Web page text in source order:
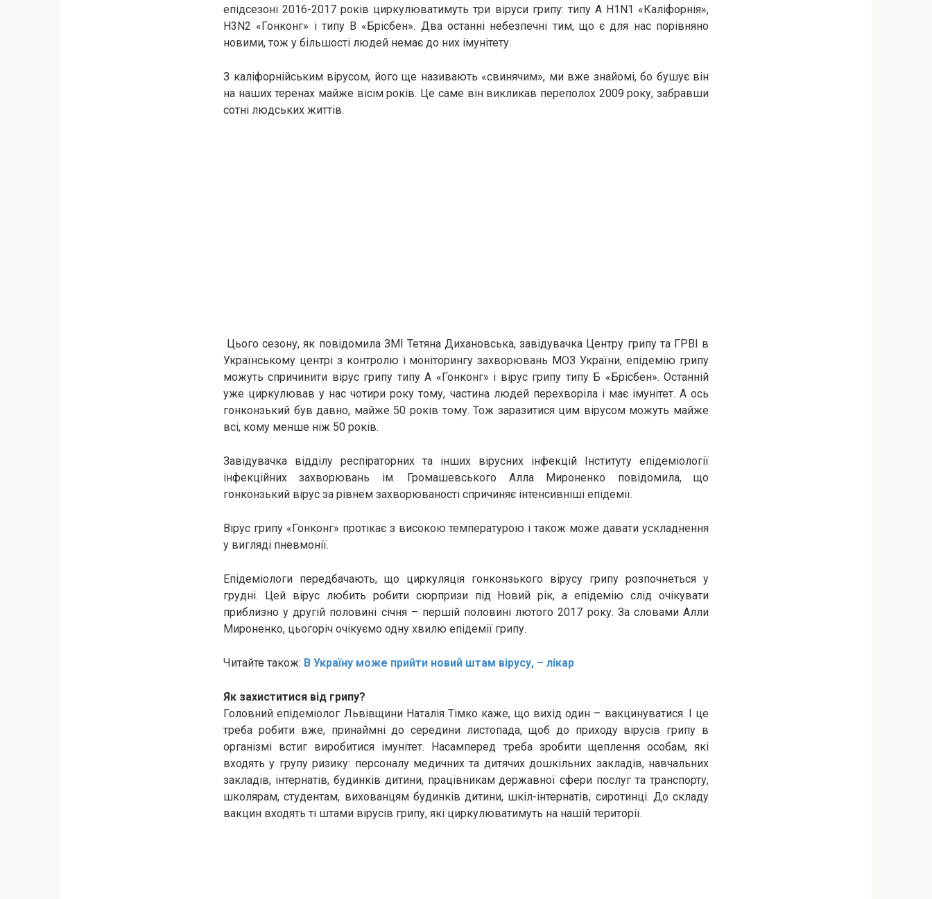
епідсезоні 2016-2017 років циркулюватимуть три віруси грипу: типу А H1N1 «Каліфорнія»,
H3N2 «Гонконг» і типу В «Брісбен». Два останні небезпечні тим, що є для нас порівняно
новими, тож у більшості людей немає до них імунітету.
З каліфорнійським вірусом, його ще називають «свинячим», ми вже знайомі, бо бушує він
на наших теренах майже вісім років. Це саме він викликав переполох 2009 року, забравши
сотні людських життів.
Цього сезону, як повідомила ЗМІ Тетяна Дихановська, завідувачка Центру грипу та ГРВІ в
Українському центрі з контролю і моніторингу захворювань МОЗ України, епідемію грипу
можуть спричинити вірус грипу типу А «Гонконг» і вірус грипу типу Б «Брісбен». Останній
уже циркулював у нас чотири року тому, частина людей перехворіла і має імунітет. А ось
гонконзький був давно, майже 50 років тому. Тож заразитися цим вірусом можуть майже
всі, кому менше ніж 50 років.
Завідувачка відділу респіраторних та інших вірусних інфекцій Інституту епідеміології
інфекційних захворювань ім. Громашевського Алла Мироненко повідомила, що
гонконзький вірус за рівнем захворюваності спричиняє інтенсивніші епідемії.
Вірус грипу «Гонконг» протікає з високою температурою і також може давати ускладнення
у вигляді пневмонії.
Епідеміологи передбачають, що циркуляція гонконзького вірусу грипу розпочнеться у
грудні. Цей вірус любить робити сюрпризи під Новий рік, а епідемію слід очікувати
приблизно у другій половині січня – першій половині лютого 2017 року. За словами Алли
Мироненко, цьогоріч очікуємо одну хвилю епідемії грипу.
Читайте також: В Україну може прийти новий штам вірусу, – лікар
Як захиститися від грипу?
Головний епідеміолог Львівщини Наталія Тімко каже, що вихід один – вакцинуватися. І це
треба робити вже, принаймні до середини листопада, щоб до приходу вірусів грипу в
організмі встиг виробитися імунітет. Насамперед треба зробити щеплення особам, які
входять у групу ризику: персоналу медичних та дитячих дошкільних закладів, навчальних
закладів, інтернатів, будинків дитини, працівникам державної сфери послуг та транспорту,
школярам, студентам, вихованцям будинків дитини, шкіл-інтернатів, сиротинці. До складу
вакцин входять ті штами вірусів грипу, які циркулюватимуть на нашій території.